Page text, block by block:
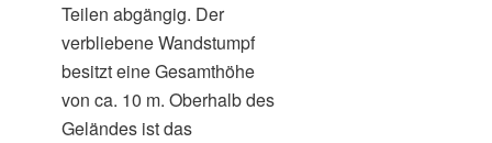
Teilen abgängig. Der
verbliebene Wandstumpf
besitzt eine Gesamthöhe
von ca. 10 m. Oberhalb des
Geländes ist das